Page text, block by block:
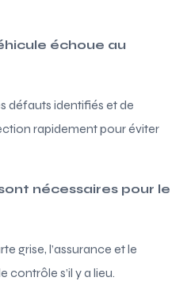
échoue au
défauts identifiés et de
rapidement pour éviter
nécessaires pour le
grise, l’assurance et le
s’il y a lieu.